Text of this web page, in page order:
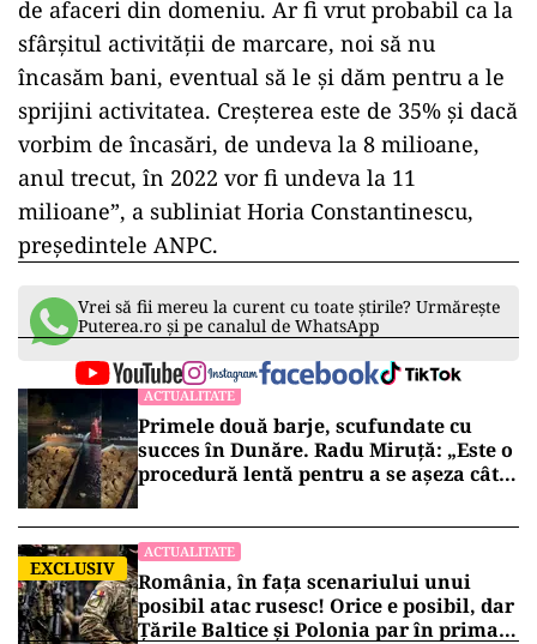
de afaceri din domeniu. Ar fi vrut probabil ca la
sfârşitul activităţii de marcare, noi să nu
încasăm bani, eventual să le şi dăm pentru a le
sprijini activitatea. Creşterea este de 35% şi dacă
vorbim de încasări, de undeva la 8 milioane,
anul trecut, în 2022 vor fi undeva la 11
milioane”, a subliniat Horia Constantinescu,
preşedintele ANPC.
Vrei să fii mereu la curent cu toate știrile? Urmărește
Puterea.ro și pe canalul de WhatsApp
ACTUALITATE
Primele două barje, scufundate cu
succes în Dunăre. Radu Miruță: „Este o
procedură lentă pentru a se așeza cât
EXCLUSIV
ACTUALITATE
România, în fața scenariului unui
posibil atac rusesc! Orice e posibil, dar
Țările Baltice și Polonia par în prima